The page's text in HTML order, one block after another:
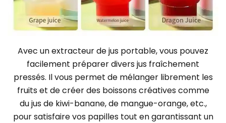
Avec un extracteur de jus portable, vous pouvez
facilement préparer divers jus fraîchement
pressés. Il vous permet de mélanger librement les
fruits et de créer des boissons créatives comme
du jus de kiwi-banane, de mangue-orange, etc.,
pour satisfaire vos papilles tout en garantissant un